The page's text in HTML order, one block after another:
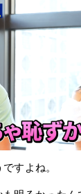
すよね。